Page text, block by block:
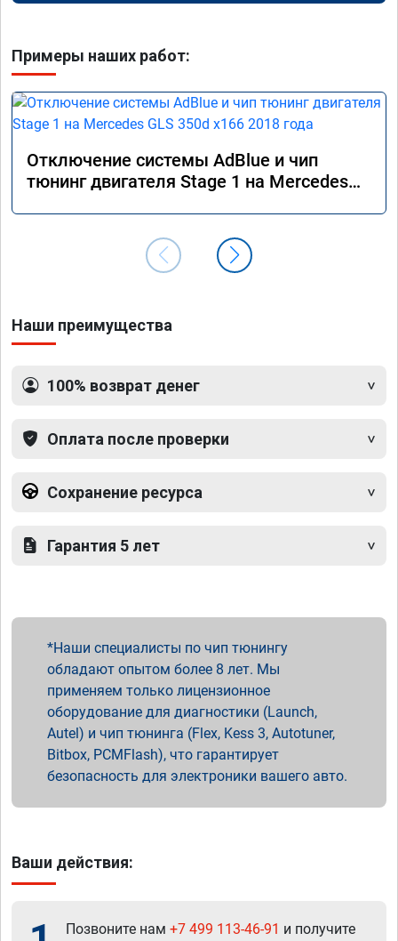
Примеры наших работ:
Отключение системы AdBlue и чип
тюнинг двигателя Stage 1 на Mercedes
Наши преимущества
100% возврат денег
Оплата после проверки
Сохранение ресурса
Гарантия 5 лет
Наши специалисты по чип тюнингу
обладают опытом более 8 лет. Мы
применяем только лицензионное
оборудование для диагностики (Launch,
Autel) и чип тюнинга (Flex, Kess 3, Autotuner,
Bitbox, PCMFlash), что гарантирует
безопасность для электроники вашего авто.
Ваши действия:
Позвоните нам +7 499 113-46-91 и получите